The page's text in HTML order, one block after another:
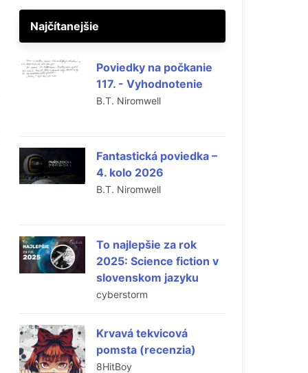
Najčítanejšie
Poviedky na počkanie
117. - Vyhodnotenie
B.T. Niromwell
Fantastická poviedka –
4. kolo 2026
B.T. Niromwell
To najlepšie za rok
2025: Science fiction v
slovenskom jazyku
cyberstorm
Krvavá tekvicová
pomsta (recenzia)
8HitBoy